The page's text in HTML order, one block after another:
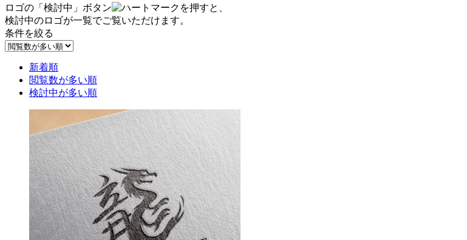
ロゴの「検討中」ボタン
を押すと、
検討中のロゴが一覧でご覧いただけます。
条件を絞る
新着順
閲覧数が多い順
検討中が多い順